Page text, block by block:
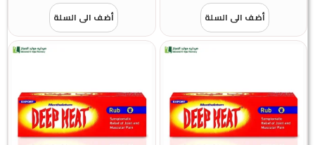
أضف الى السلة
أضف الى السلة